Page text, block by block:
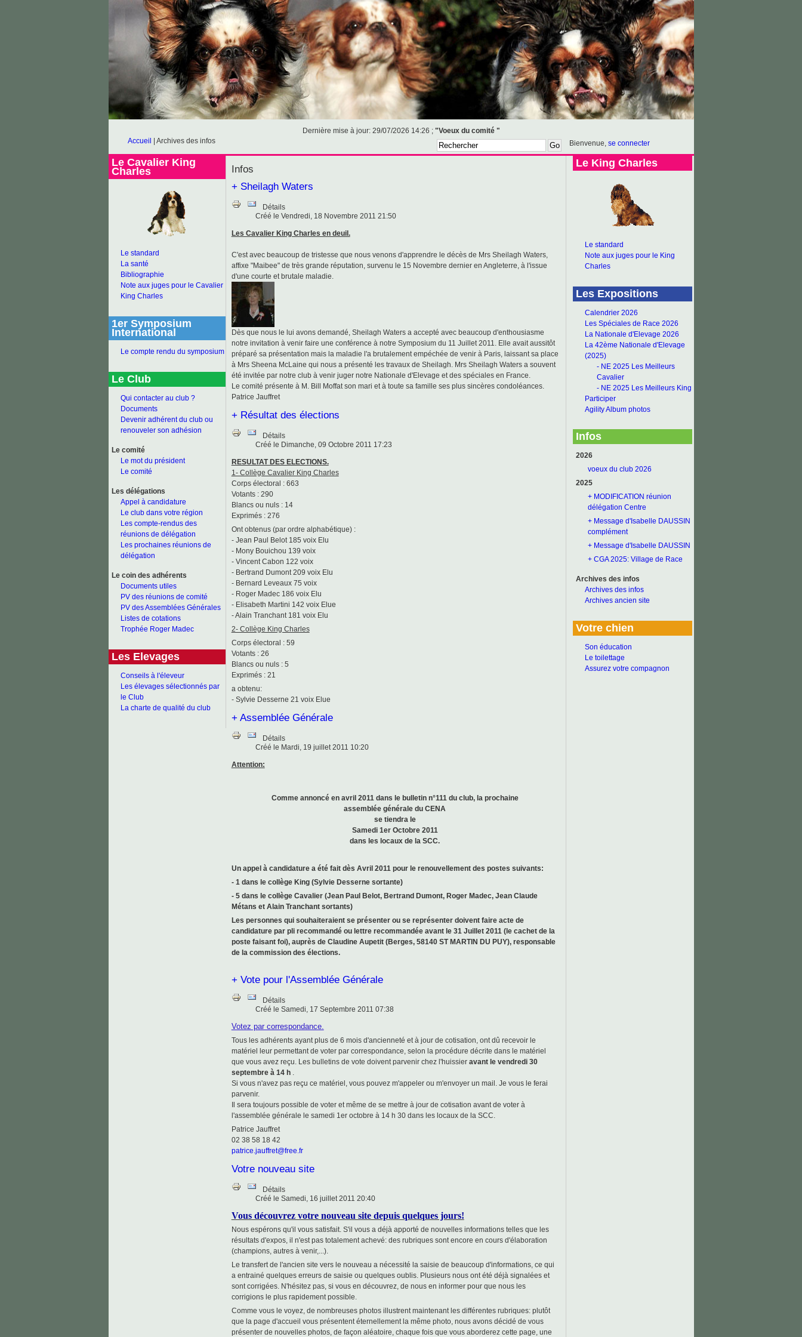
Accueil Archives des infos
Dernière mise à jour: 29/07/2026 14:26 ; "Voeux du comité "
Bienvenue, se connecter
Le Cavalier King
Charles
Le standard
La santé
Bibliographie
Note aux juges pour le Cavalier
King Charles
1er Symposium
International
Le compte rendu du symposium
Le Club
Qui contacter au club ?
Documents
Devenir adhérent du club ou
renouveler son adhésion
Le comité
Le mot du président
Le comité
Les délégations
Appel à candidature
Le club dans votre région
Les compte-rendus des
réunions de délégation
Les prochaines réunions de
délégation
Le coin des adhérents
Documents utiles
PV des réunions de comité
PV des Assemblées Générales
Listes de cotations
Trophée Roger Madec
Les Elevages
Conseils à l'éleveur
Les élevages sélectionnés par
le Club
La charte de qualité du club
Infos
+ Sheilagh Waters
Détails
Créé le Vendredi, 18 Novembre 2011 21:50
Les Cavalier King Charles en deuil.
C'est avec beaucoup de tristesse que nous venons d'apprendre le décès de Mrs Sheilagh Waters,
affixe "Maibee" de très grande réputation, survenu le 15 Novembre dernier en Angleterre, à l'issue
d'une courte et brutale maladie.
Dès que nous le lui avons demandé, Sheilagh Waters a accepté avec beaucoup d'enthousiasme
notre invitation à venir faire une conférence à notre Symposium du 11 Juillet 2011. Elle avait aussitôt
préparé sa présentation mais la maladie l'a brutalement empéchée de venir à Paris, laissant sa place
à Mrs Sheena McLaine qui nous a présenté les travaux de Sheilagh. Mrs Sheilagh Waters a souvent
été invitée par notre club à venir juger notre Nationale d'Elevage et des spéciales en France.
Le comité présente à M. Bill Moffat son mari et à toute sa famille ses plus sincères condoléances.
Patrice Jauffret
+ Résultat des élections
Détails
Créé le Dimanche, 09 Octobre 2011 17:23
RESULTAT DES ELECTIONS.
1- Collège Cavalier King Charles
Corps électoral : 663
Votants : 290
Blancs ou nuls : 14
Exprimés : 276
Ont obtenus (par ordre alphabétique) :
- Jean Paul Belot 185 voix Elu
- Mony Bouichou 139 voix
- Vincent Cabon 122 voix
- Bertrand Dumont 209 voix Elu
- Bernard Leveaux 75 voix
- Roger Madec 186 voix Elu
- Elisabeth Martini 142 voix Elue
- Alain Tranchant 181 voix Elu
2- Collège King Charles
Corps électoral : 59
Votants : 26
Blancs ou nuls : 5
Exprimés : 21
a obtenu:
- Sylvie Desserne 21 voix Elue
+ Assemblée Générale
Détails
Créé le Mardi, 19 juillet 2011 10:20
Attention:
Comme annoncé en avril 2011 dans le bulletin n°111 du club, la prochaine
assemblée générale du CENA
se tiendra le
Samedi 1er Octobre 2011
dans les locaux de la SCC.
Un appel à candidature a été fait dès Avril 2011 pour le renouvellement des postes suivants:
- 1 dans le collège King(Sylvie Desserne sortante)
- 5dans le collège Cavalier(Jean Paul Belot, Bertrand Dumont, Roger Madec, Jean Claude
Métans et Alain Tranchant sortants)
Les personnes qui souhaiteraient se présenter ou se représenter doivent faire acte de
candidature par pli recommandé ou lettre recommandée avant le 31 Juillet 2011 (le cachet de la
poste faisant foi), auprès de Claudine Aupetit (Berges, 58140 ST MARTIN DU PUY), responsable
de la commission des élections.
+ Vote pour l'Assemblée Générale
Détails
Créé le Samedi, 17 Septembre 2011 07:38
Votez par correspondance.
Tous les adhérents ayant plus de 6 mois d'ancienneté et à jour de cotisation, ont dû recevoir le
matériel leur permettant de voter par correspondance, selon la procédure décrite dans le matériel
que vous avez reçu. Les bulletins de vote doivent parvenir chez l'huissier avant le vendredi 30
septembre à 14 h.
Si vous n'avez pas reçu ce matériel, vous pouvez m'appeler ou m'envoyer un mail. Je vous le ferai
parvenir.
Il sera toujours possible de voter et même de se mettre à jour de cotisation avant de voter à
l'assemblée générale le samedi 1er octobre à 14 h 30 dans les locaux de la SCC.
Patrice Jauffret
02 38 58 18 42
patrice.jauffret@free.fr
Votre nouveau site
Détails
Créé le Samedi, 16 juillet 2011 20:40
Vous découvrez votre nouveau site depuis quelques jours!
Nous espérons qu'il vous satisfait. S'il vous a déjà apporté de nouvelles informations telles que les
résultats d'expos, il n'est pas totalement achevé: des rubriques sont encore en cours d'élaboration
(champions, autres à venir,...).
Le transfert de l'ancien site vers le nouveau a nécessité la saisie de beaucoup d'informations, ce qui
a entrainé quelques erreurs de saisie ou quelques oublis. Plusieurs nous ont été déjà signalées et
sont corrigées. N'hésitez pas, si vous en découvrez, de nous en informer pour que nous les
corrigions le plus rapidement possible.
Comme vous le voyez, de nombreuses photos illustrent maintenant les différentes rubriques: plutôt
que la page d'accueil vous présentent éternellement la même photo, nous avons décidé de vous
présenter de nouvelles photos, de façon aléatoire, chaque fois que vous aborderez cette page, une
Le King Charles
Le standard
Note aux juges pour le King
Charles
Les Expositions
Calendrier 2026
Les Spéciales de Race 2026
La Nationale d'Elevage 2026
La 42ème Nationale d'Elevage
(2025)
- NE 2025 Les Meilleurs
Cavalier
- NE 2025 Les Meilleurs King
Participer
Agility Album photos
Infos
2026
voeux du club 2026
2025
+ MODIFICATION réunion
délégation Centre
+ Message d'Isabelle DAUSSIN
complément
+ Message d'Isabelle DAUSSIN
+ CGA 2025: Village de Race
Archives des infos
Archives des infos
Archives ancien site
Votre chien
Son éducation
Le toilettage
Assurez votre compagnon